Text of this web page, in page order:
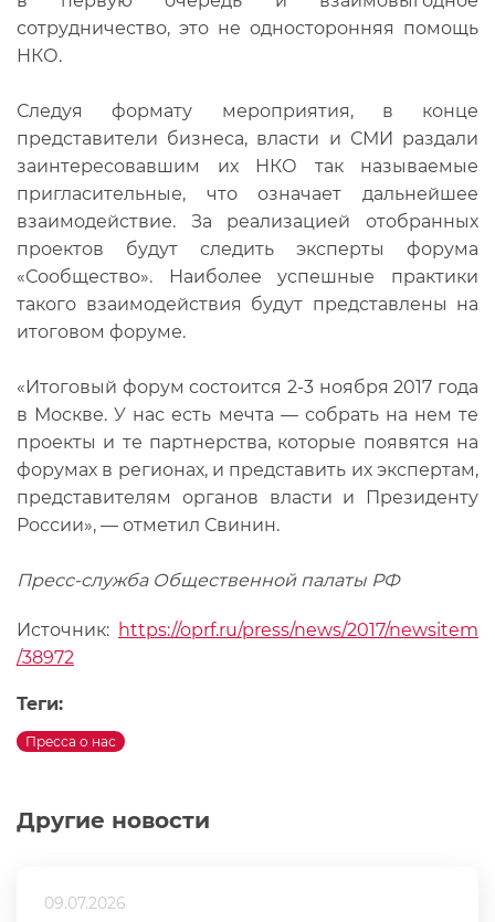
Другие новости
09.07.2026
сотрудничество, это не односторонняя помощь
НКО.
Следуя формату мероприятия, в конце
представители бизнеса, власти и СМИ раздали
заинтересовавшим их НКО так называемые
пригласительные, что означает дальнейшее
взаимодействие. За реализацией отобранных
проектов будут следить эксперты форума
«Сообщество». Наиболее успешные практики
такого взаимодействия будут представлены на
итоговом форуме.
«Итоговый форум состоится 2-3 ноября 2017 года
в Москве. У нас есть мечта — собрать на нем те
проекты и те партнерства, которые появятся на
форумах в регионах, и представить их экспертам,
представителям органов власти и Президенту
России», — отметил Свинин.
Пресс-служба Общественной палаты РФ
Источник: https://oprf.ru/press/news/2017/newsitem
/38972
Теги:
Пресса о нас